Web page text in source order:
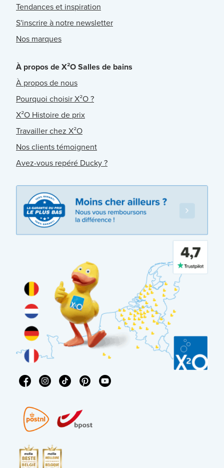
Tendances et inspiration
S'inscrire à notre newsletter
Nos marques
À propos de X²O Salles de bains
À propos de nous
Pourquoi choisir X²O ?
X²O Histoire de prix
Travailler chez X²O
Nos clients témoignent
Avez-vous repéré Ducky ?